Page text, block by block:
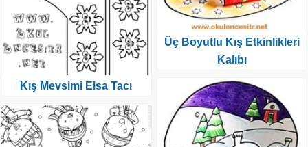
Kış Mevsimi Elsa Tacı
Üç Boyutlu Kış Etkinlikleri
Kalıbı